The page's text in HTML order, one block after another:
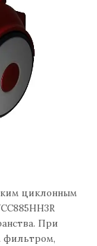
циклонным
При
фильтром,